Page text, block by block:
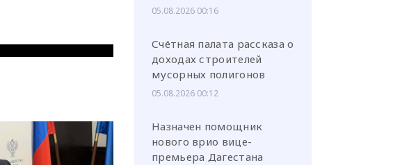
05.08.2026 00:16
Счётная палата рассказа о
доходах строителей
мусорных полигонов
05.08.2026 00:12
Назначен помощник
нового врио вице-
премьера Дагестана